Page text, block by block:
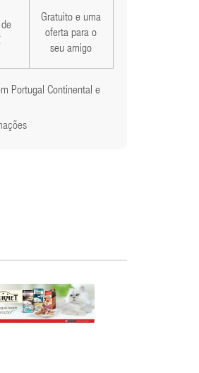
Gratuito e uma
oferta para o
seu amigo
Portugal Continental e